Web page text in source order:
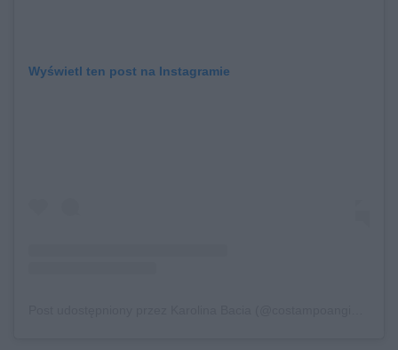
Wyświetl ten post na Instagramie